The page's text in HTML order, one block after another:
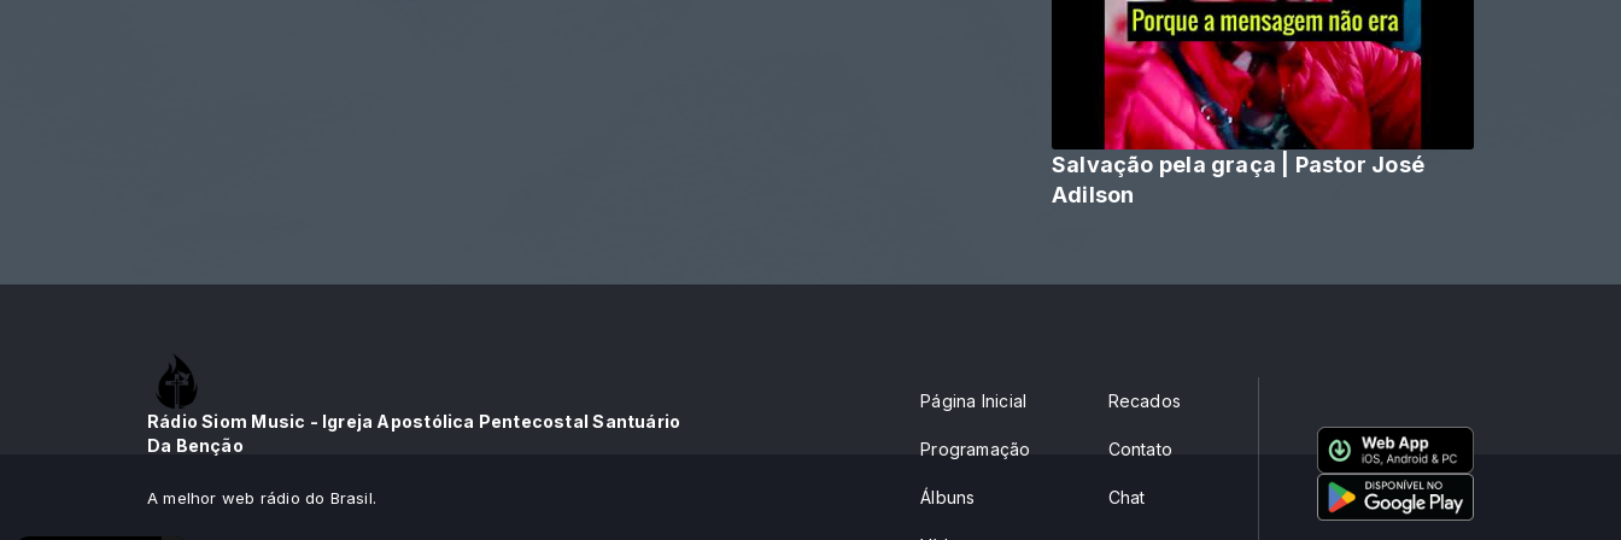
Salvação pela graça | Pastor José
Adilson
Rádio Siom Music - Igreja Apostólica Pentecostal Santuário
Da Benção
A melhor web rádio do Brasil.
Página Inicial
Programação
Álbuns
Recados
Contato
Chat